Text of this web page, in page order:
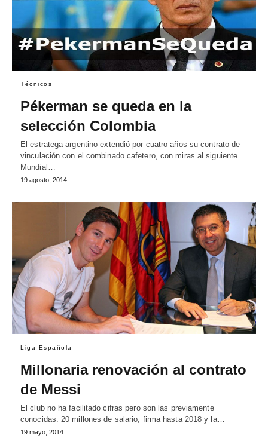
Técnicos
Pékerman se queda en la
selección Colombia
El estratega argentino extendió por cuatro años su contrato de
vinculación con el combinado cafetero, con miras al siguiente
Mundial…
19 agosto, 2014
Liga Española
Millonaria renovación al contrato
de Messi
El club no ha facilitado cifras pero son las previamente
conocidas: 20 millones de salario, firma hasta 2018 y la…
19 mayo, 2014